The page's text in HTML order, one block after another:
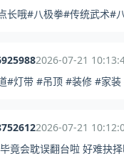
长哦#八极拳#传统武术#
2026-07-21
#灯带 #吊顶 #装修 #家装
2026-07-21
竟会耽误翻台啦 好难抉